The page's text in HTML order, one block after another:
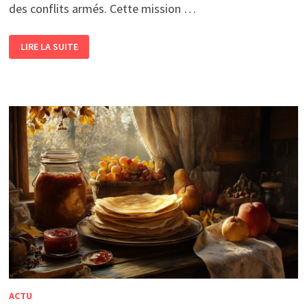
des conflits armés. Cette mission …
SOUS
LES
DES
JOURNALISTES
EN
ZONE
DE
GUERRE
LIRE LA SUITE
ACTU